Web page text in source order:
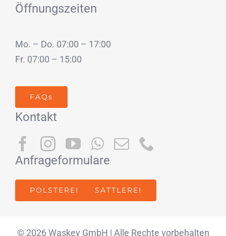
Öffnungszeiten
Mo. – Do. 07:00 – 17:00
Fr. 07:00 – 15:00
FAQs
Kontakt
Anfrageformulare
POLSTEREI SATTLEREI
© 2026 Waskey GmbH | Alle Rechte vorbehalten